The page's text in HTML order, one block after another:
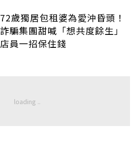
72歲獨居包租婆為愛沖昏頭！
詐騙集團甜喊「想共度餘生」
店員一招保住錢